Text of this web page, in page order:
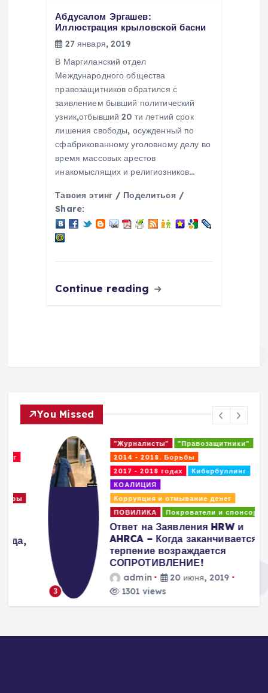
Абдусалом Эргашев:
Иллюстрация крыловской басни
27 января, 2019
В Маргиланский отдел
Международного общества
правозащитников обратился с
заявлением бывший политический
узник,отбывший 20 ти летний срок
лишения свободы, осужденный по
сфабрикованному уголовному делу во
время массовых арестов
инакомыслящих и религиозников…
Тавсия этинг / Поделиться /
Share:
Continue reading
You Missed
"Журналисты"
"Правозащитники"
2014 - 2018. Борьбы
2017 - 2018 годах
Кибербуллинг
КОАЛИЦИЯ
Коррупция и отмывание денег
ПОВИЛИКА
Покрователи и спонсоры
Ответ на Заявления HRW и
AHRCA – Когда заканчивается
терпение возраждается
СОПРОТИВЛЕНИЕ!
admin
20 июня, 2019
1301 views